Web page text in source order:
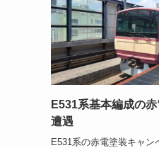
E531系基本編成の
遭遇
E531系の赤電塗装キャン